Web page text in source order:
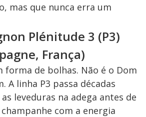
mas que nunca erra um
Plénitude 3 (P3)
França)
forma de bolhas. Não é o Dom
A linha P3 passa décadas
leveduras na adega antes de
com a energia